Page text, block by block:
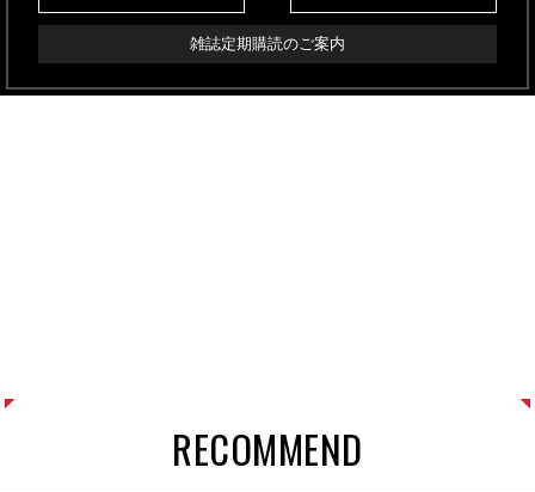
雑誌定期購読のご案内
RECOMMEND